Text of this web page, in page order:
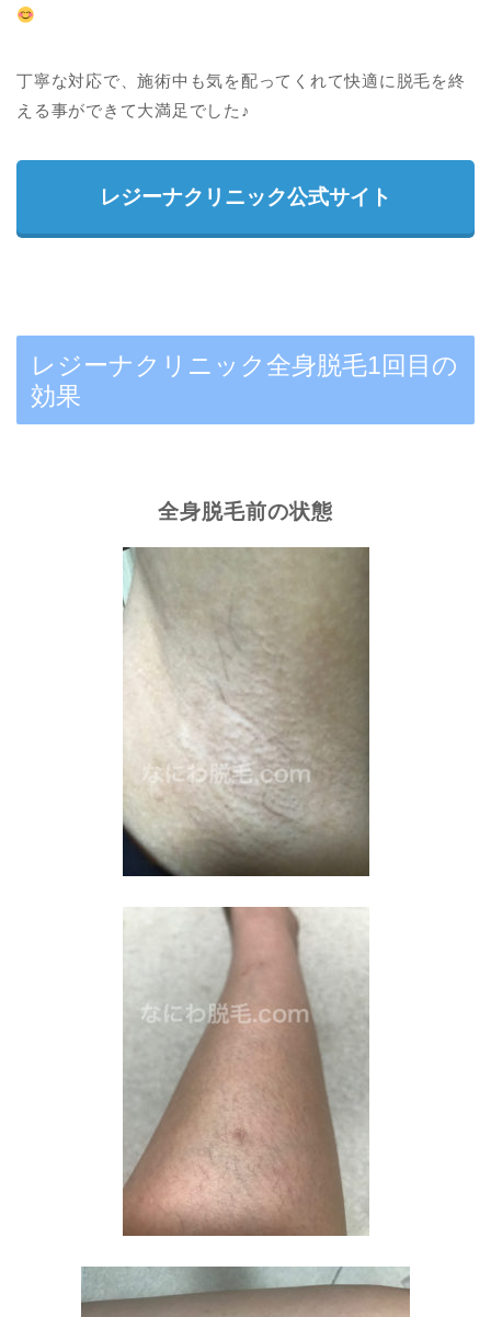
丁寧な対応で、施術中も気を配ってくれて快適に脱毛を終
える事ができて大満足でした♪
レジーナクリニック公式サイト
レジーナクリニック全身脱毛1回目の
効果
全身脱毛前の状態